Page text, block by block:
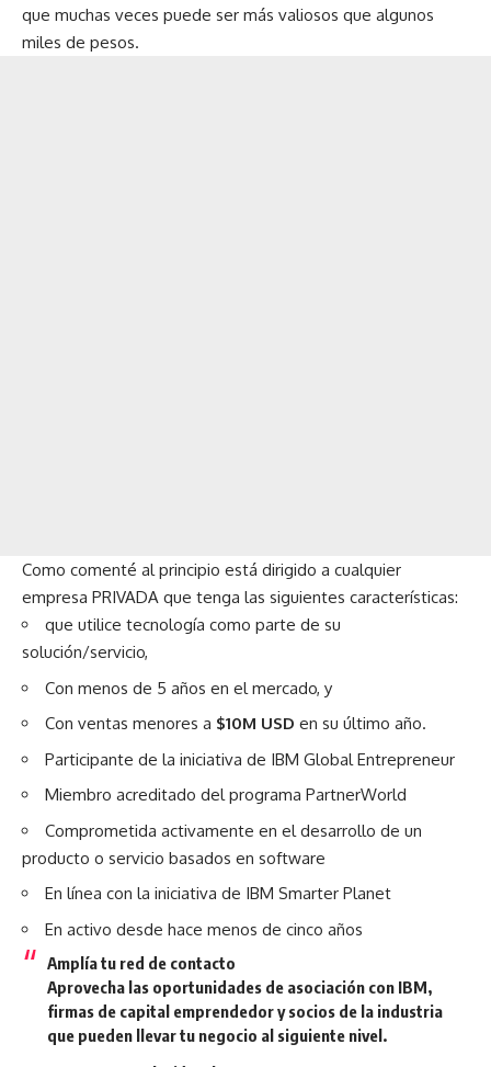
que muchas veces puede ser más valiosos que algunos
miles de pesos.
Como comenté al principio está dirigido a cualquier
empresa PRIVADA que tenga las siguientes características:
que utilice tecnología como parte de su
solución/servicio,
Con menos de 5 años en el mercado, y
Con ventas menores a $10M USD en su último año.
Participante de la iniciativa de IBM Global Entrepreneur
Miembro acreditado del programa PartnerWorld
Comprometida activamente en el desarrollo de un
producto o servicio basados en software
En línea con la iniciativa de IBM Smarter Planet
En activo desde hace menos de cinco años
Amplía tu red de contacto
Aprovecha las oportunidades de asociación con IBM,
firmas de capital emprendedor y socios de la industria
que pueden llevar tu negocio al siguiente nivel.